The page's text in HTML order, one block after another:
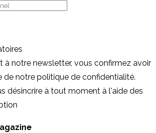
à notre newsletter, vous confirmez avoir
de notre politique de confidentialité.
désincrire à tout moment à l'aide des